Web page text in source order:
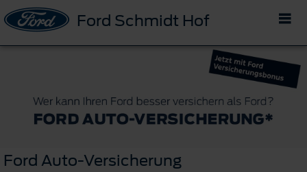
Ford Schmidt Hof
Ford Auto-Versicherung